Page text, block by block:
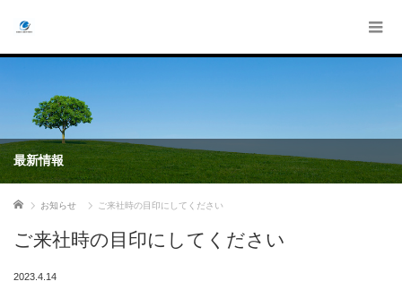
最新情報
ホーム お知らせ ご来社時の目印にしてください
ご来社時の目印にしてください
2023.4.14